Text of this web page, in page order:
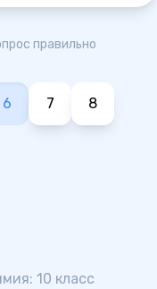
правильно
6 7 8
10 класс